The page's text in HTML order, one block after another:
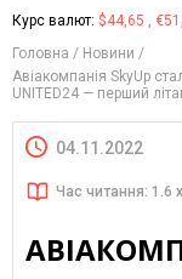
Курс валют: $44,65 ,
Головна
Новини
Авіакомпанія SkyUp
UNITED24 — перший
04.11.2022
Час читання: 1.6